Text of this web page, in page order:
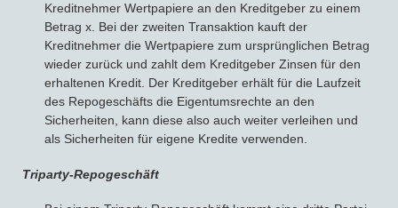
Kreditnehmer Wertpapiere an den Kreditgeber zu einem
Betrag x. Bei der zweiten Transaktion kauft der
Kreditnehmer die Wertpapiere zum ursprünglichen Betrag
wieder zurück und zahlt dem Kreditgeber Zinsen für den
erhaltenen Kredit. Der Kreditgeber erhält für die Laufzeit
des Repogeschäfts die Eigentumsrechte an den
Sicherheiten, kann diese also auch weiter verleihen und
als Sicherheiten für eigene Kredite verwenden.
Triparty-Repogeschäft